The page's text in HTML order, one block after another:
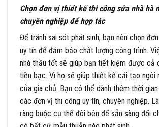
Chọn đơn vị thiết kế thi công sửa nhà hà
chuyên nghiệp để hợp tác
Để tránh sai sót phát sinh, bạn nên chọn
uy tín để đảm bảo chất lượng công trình.
nhà thầu tốt sẽ giúp bạn tiết kiệm được cả
tiền bạc. Vì họ sẽ giúp thiết kế cải tạo ngôi
của gia chủ. Bạn có thể dành thêm thời
các đơn vị thi công uy tín, chuyên nghiệp.
ràng buộc cụ thể đôi bên để sẵn sàng đối